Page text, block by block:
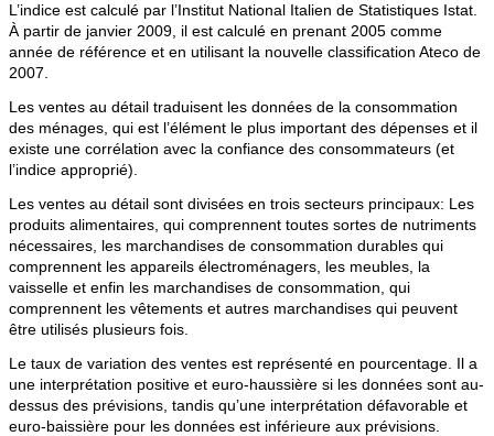
L’indice est calculé par l’Institut National Italien de Statistiques Istat.
À partir de janvier 2009, il est calculé en prenant 2005 comme
année de référence et en utilisant la nouvelle classification Ateco de
2007.
Les ventes au détail traduisent les données de la consommation
des ménages, qui est l’élément le plus important des dépenses et il
existe une corrélation avec la confiance des consommateurs (et
l’indice approprié).
Les ventes au détail sont divisées en trois secteurs principaux: Les
produits alimentaires, qui comprennent toutes sortes de nutriments
nécessaires, les marchandises de consommation durables qui
comprennent les appareils électroménagers, les meubles, la
vaisselle et enfin les marchandises de consommation, qui
comprennent les vêtements et autres marchandises qui peuvent
être utilisés plusieurs fois.
Le taux de variation des ventes est représenté en pourcentage. Il a
une interprétation positive et euro-haussière si les données sont au-
dessus des prévisions, tandis qu’une interprétation défavorable et
euro-baissière pour les données est inférieure aux prévisions.